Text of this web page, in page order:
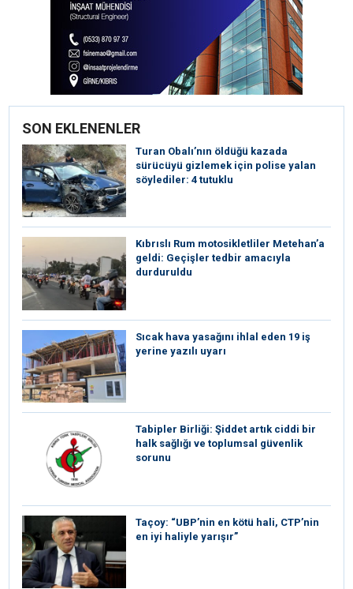
SON EKLENENLER
Turan Obalı’nın öldüğü kazada
sürücüyü gizlemek için polise yalan
söylediler: 4 tutuklu
Kıbrıslı Rum motosikletliler Metehan’a
geldi: Geçişler tedbir amacıyla
durduruldu
Sıcak hava yasağını ihlal eden 19 iş
yerine yazılı uyarı
Tabipler Birliği: Şiddet artık ciddi bir
halk sağlığı ve toplumsal güvenlik
sorunu
Taçoy: “UBP’nin en kötü hali, CTP’nin
en iyi haliyle yarışır”